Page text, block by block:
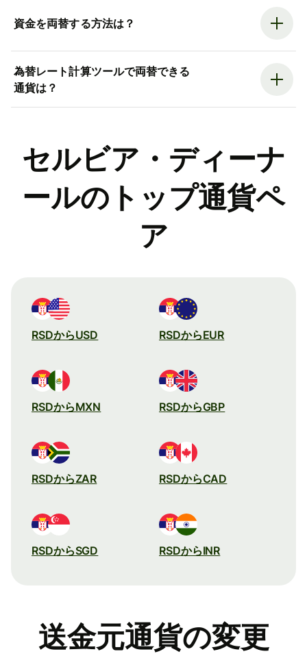
資金を両替する方法は？
為替レート計算ツールで両替できる
通貨は？
セルビア・ディーナ
ールのトップ通貨ペ
ア
RSDからUSD RSDからEUR
RSDからMXN RSDからGBP
RSDからZAR RSDからCAD
RSDからSGD RSDからINR
送金元通貨の変更